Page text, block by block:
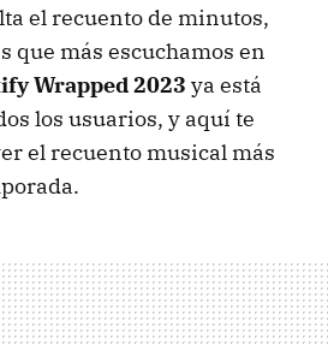
el recuento de minutos,
que más escuchamos en
Wrapped 2023 ya está
los usuarios, y aquí te
el recuento musical más